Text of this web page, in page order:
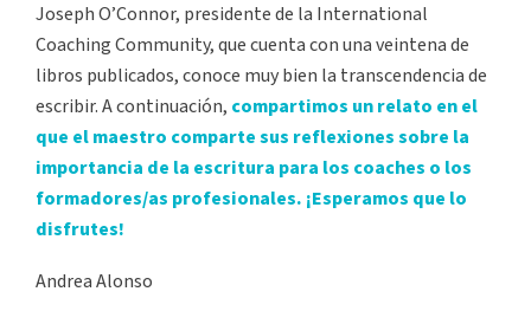
Joseph O’Connor, presidente de la International
Coaching Community, que cuenta con una veintena de
libros publicados, conoce muy bien la transcendencia de
escribir. A continuación, compartimos un relato en el
que el maestro comparte sus reflexiones sobre la
importancia de la escritura para los coaches o los
formadores/as profesionales. ¡Esperamos que lo
disfrutes!
Andrea Alonso